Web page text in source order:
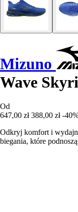
Mizuno
Wave
Od
647,00 zł 388,00 zł -
Odkryj komfort i
biegania, które